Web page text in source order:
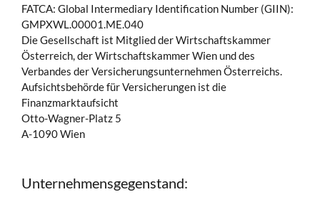
FATCA: Global Intermediary Identification Number (GIIN):
GMPXWL.00001.ME.040
Die Gesellschaft ist Mitglied der Wirtschaftskammer
Österreich, der Wirtschaftskammer Wien und des
Verbandes der Versicherungsunternehmen Österreichs.
Aufsichtsbehörde für Versicherungen ist die
Finanzmarktaufsicht
Otto-Wagner-Platz 5
A-1090 Wien
Unternehmensgegenstand: